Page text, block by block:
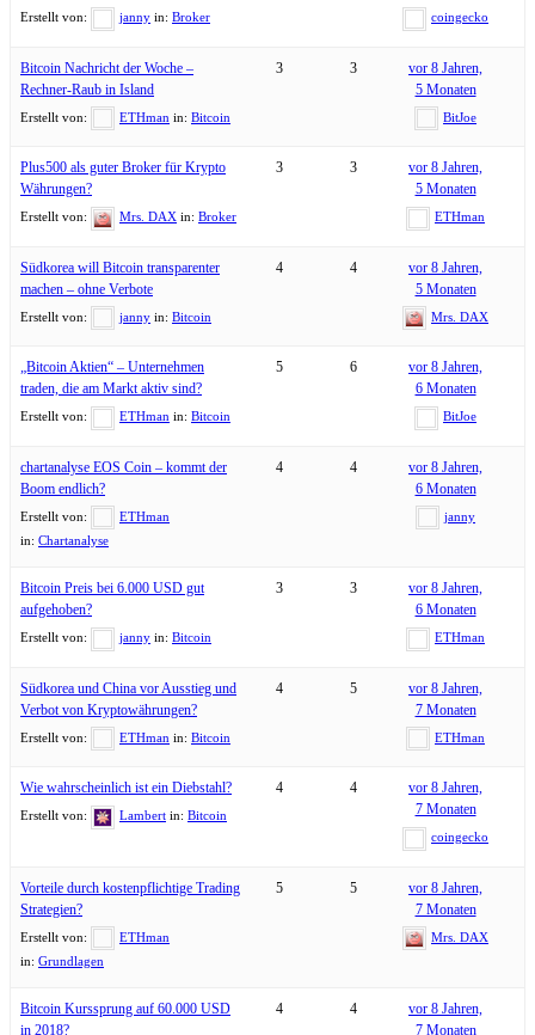
Erstellt von: janny in: Broker coingecko
Bitcoin Nachricht der Woche –
Rechner-Raub in Island
Erstellt von: ETHman in: Bitcoin
3 3
vor 8 Jahren,
5 Monaten
BitJoe
Plus500 als guter Broker für Krypto
Währungen?
Erstellt von: Mrs. DAX in: Broker
3 3
vor 8 Jahren,
5 Monaten
ETHman
Südkorea will Bitcoin transparenter
machen – ohne Verbote
Erstellt von: janny in: Bitcoin
4 4
vor 8 Jahren,
5 Monaten
Mrs. DAX
„Bitcoin Aktien“ – Unternehmen
traden, die am Markt aktiv sind?
Erstellt von: ETHman in: Bitcoin
5 6
vor 8 Jahren,
6 Monaten
BitJoe
chartanalyse EOS Coin – kommt der
Boom endlich?
Erstellt von:
ETHman
in: Chartanalyse
4 4
vor 8 Jahren,
6 Monaten
janny
Bitcoin Preis bei 6.000 USD gut
aufgehoben?
Erstellt von: janny in: Bitcoin
3 3
vor 8 Jahren,
6 Monaten
ETHman
Südkorea und China vor Ausstieg und
Verbot von Kryptowährungen?
Erstellt von: ETHman in: Bitcoin
4 5
vor 8 Jahren,
7 Monaten
ETHman
Wie wahrscheinlich ist ein Diebstahl?
Erstellt von: Lambert in: Bitcoin
4 4
vor 8 Jahren,
7 Monaten
coingecko
Vorteile durch kostenpflichtige Trading
Strategien?
Erstellt von:
ETHman
in: Grundlagen
5 5
vor 8 Jahren,
7 Monaten
Mrs. DAX
Bitcoin Kurssprung auf 60.000 USD
in 2018?
4 4
vor 8 Jahren,
7 Monaten